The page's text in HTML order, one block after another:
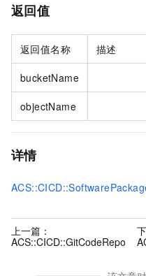
返回值
返回值名称 描述
bucketName
objectName
详情
上一篇：
ACS::CICD::GitCodeRepo